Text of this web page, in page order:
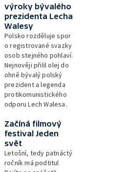
výroky bývalého
prezidenta Lecha
Walesy
Polsko rozděluje spor
o registrované svazky
osob stejného pohlaví.
Nejnověji přilil olej do
ohně bývalý polský
prezident a legenda
protikomunistického
odporu Lech Walesa.
Začíná filmový
festival Jeden
svět
Letošní, tedy patnáctý
ročník má podtitul